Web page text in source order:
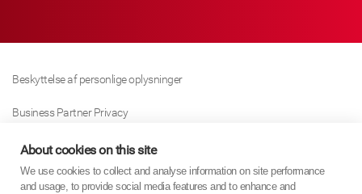
Beskyttelse af personlige oplysninger
Business Partner Privacy
Cookie Politik
Modern Slavery Act Policy
About cookies on this site
We use cookies to collect and analyse information on site performance
and usage, to provide social media features and to enhance and